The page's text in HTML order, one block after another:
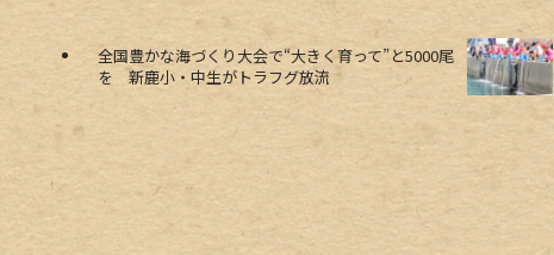
全国豊かな海づくり大会で“大きく育って”と5000尾
を 新鹿小・中生がトラフグ放流